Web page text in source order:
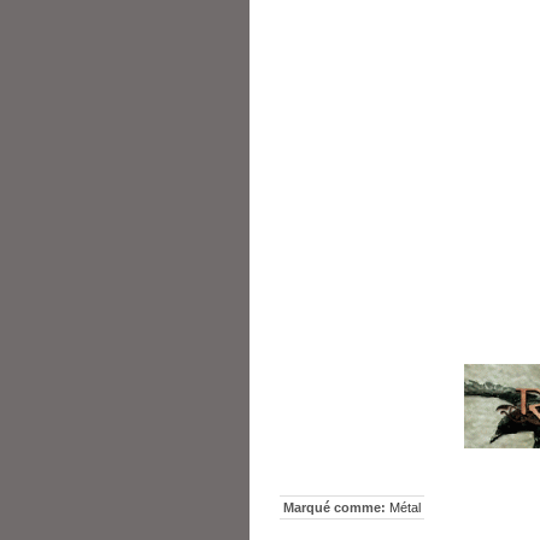
Marqué comme: Métal